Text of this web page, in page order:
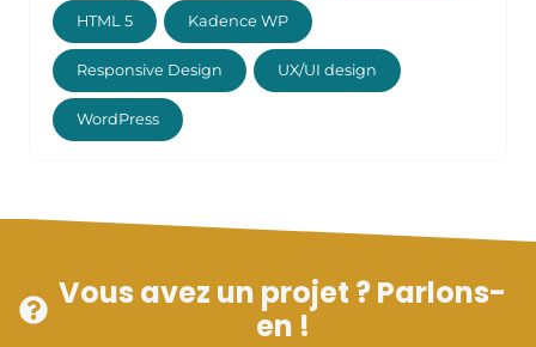
HTML 5 Kadence WP
Responsive Design UX/UI design
WordPress
Vous avez un projet ? Parlons-
en !